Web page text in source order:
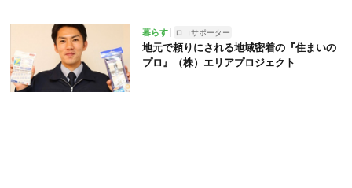
暮らす ロコサポーター
地元で頼りにされる地域密着の『住まいの
プロ』（株）エリアプロジェクト